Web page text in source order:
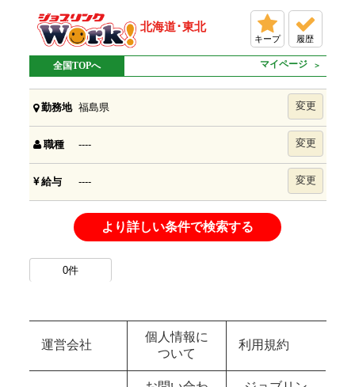
北海道･東北
キープ 履歴
全国TOPへ マイページ
勤務地 福島県 変更
職種 ---- 変更
給与 ---- 変更
より詳しい条件で検索する
0件
運営会社
個人情報に
ついて
利用規約